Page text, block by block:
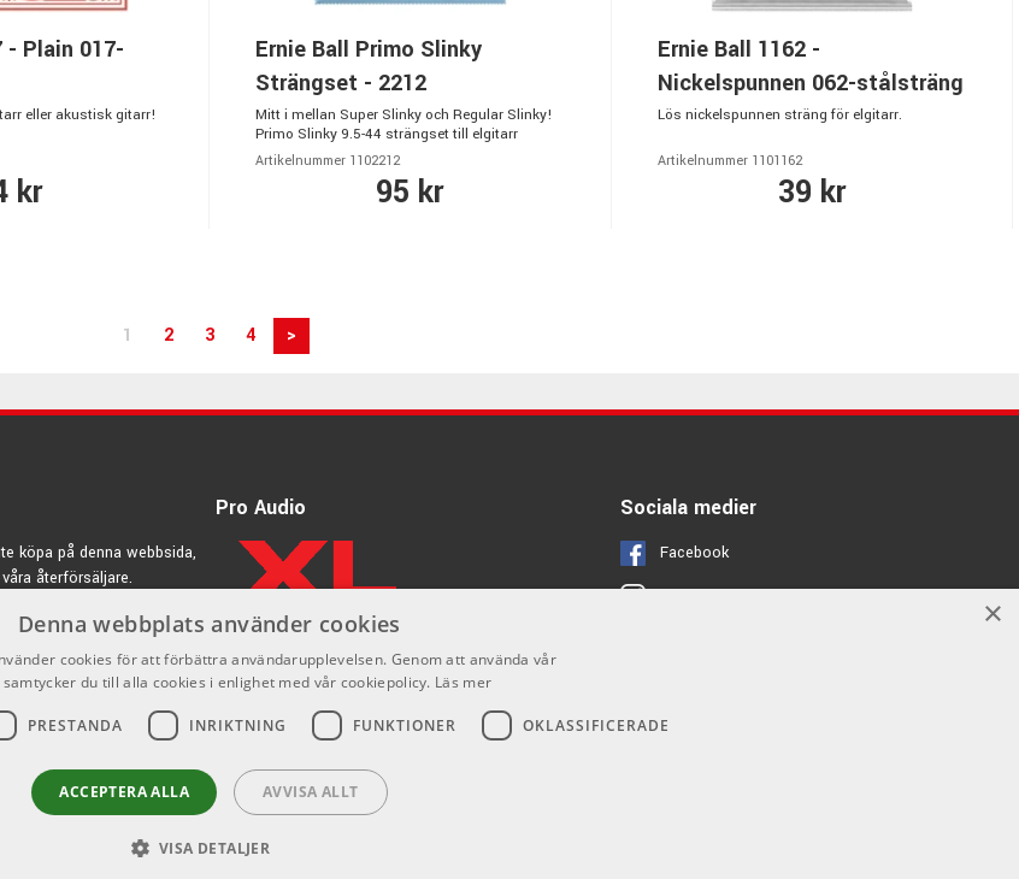
- Plain 017-
eller akustisk gitarr!
kr
Ernie Ball Primo Slinky
Strängset - 2212
Mitt i mellan Super Slinky och Regular Slinky!
Primo Slinky 9.5-44 strängset till elgitarr
Artikelnummer 1102212
95 kr
Ernie Ball 1162 -
Nickelspunnen 062-stålsträng
Lös nickelspunnen sträng för elgitarr.
Artikelnummer 1101162
39 kr
1 2 3 4 >
köpa på denna webbsida,
återförsäljare.
Pro Audio Sociala medier
Facebook
Instagram ×
Denna webbplats använder cookies
cookies för att förbättra användarupplevelsen. Genom att använda vår
du till alla cookies i enlighet med vår cookiepolicy. Läs mer
PRESTANDA INRIKTNING FUNKTIONER OKLASSIFICERADE
ACCEPTERA ALLA AVVISA ALLT
VISA DETALJER